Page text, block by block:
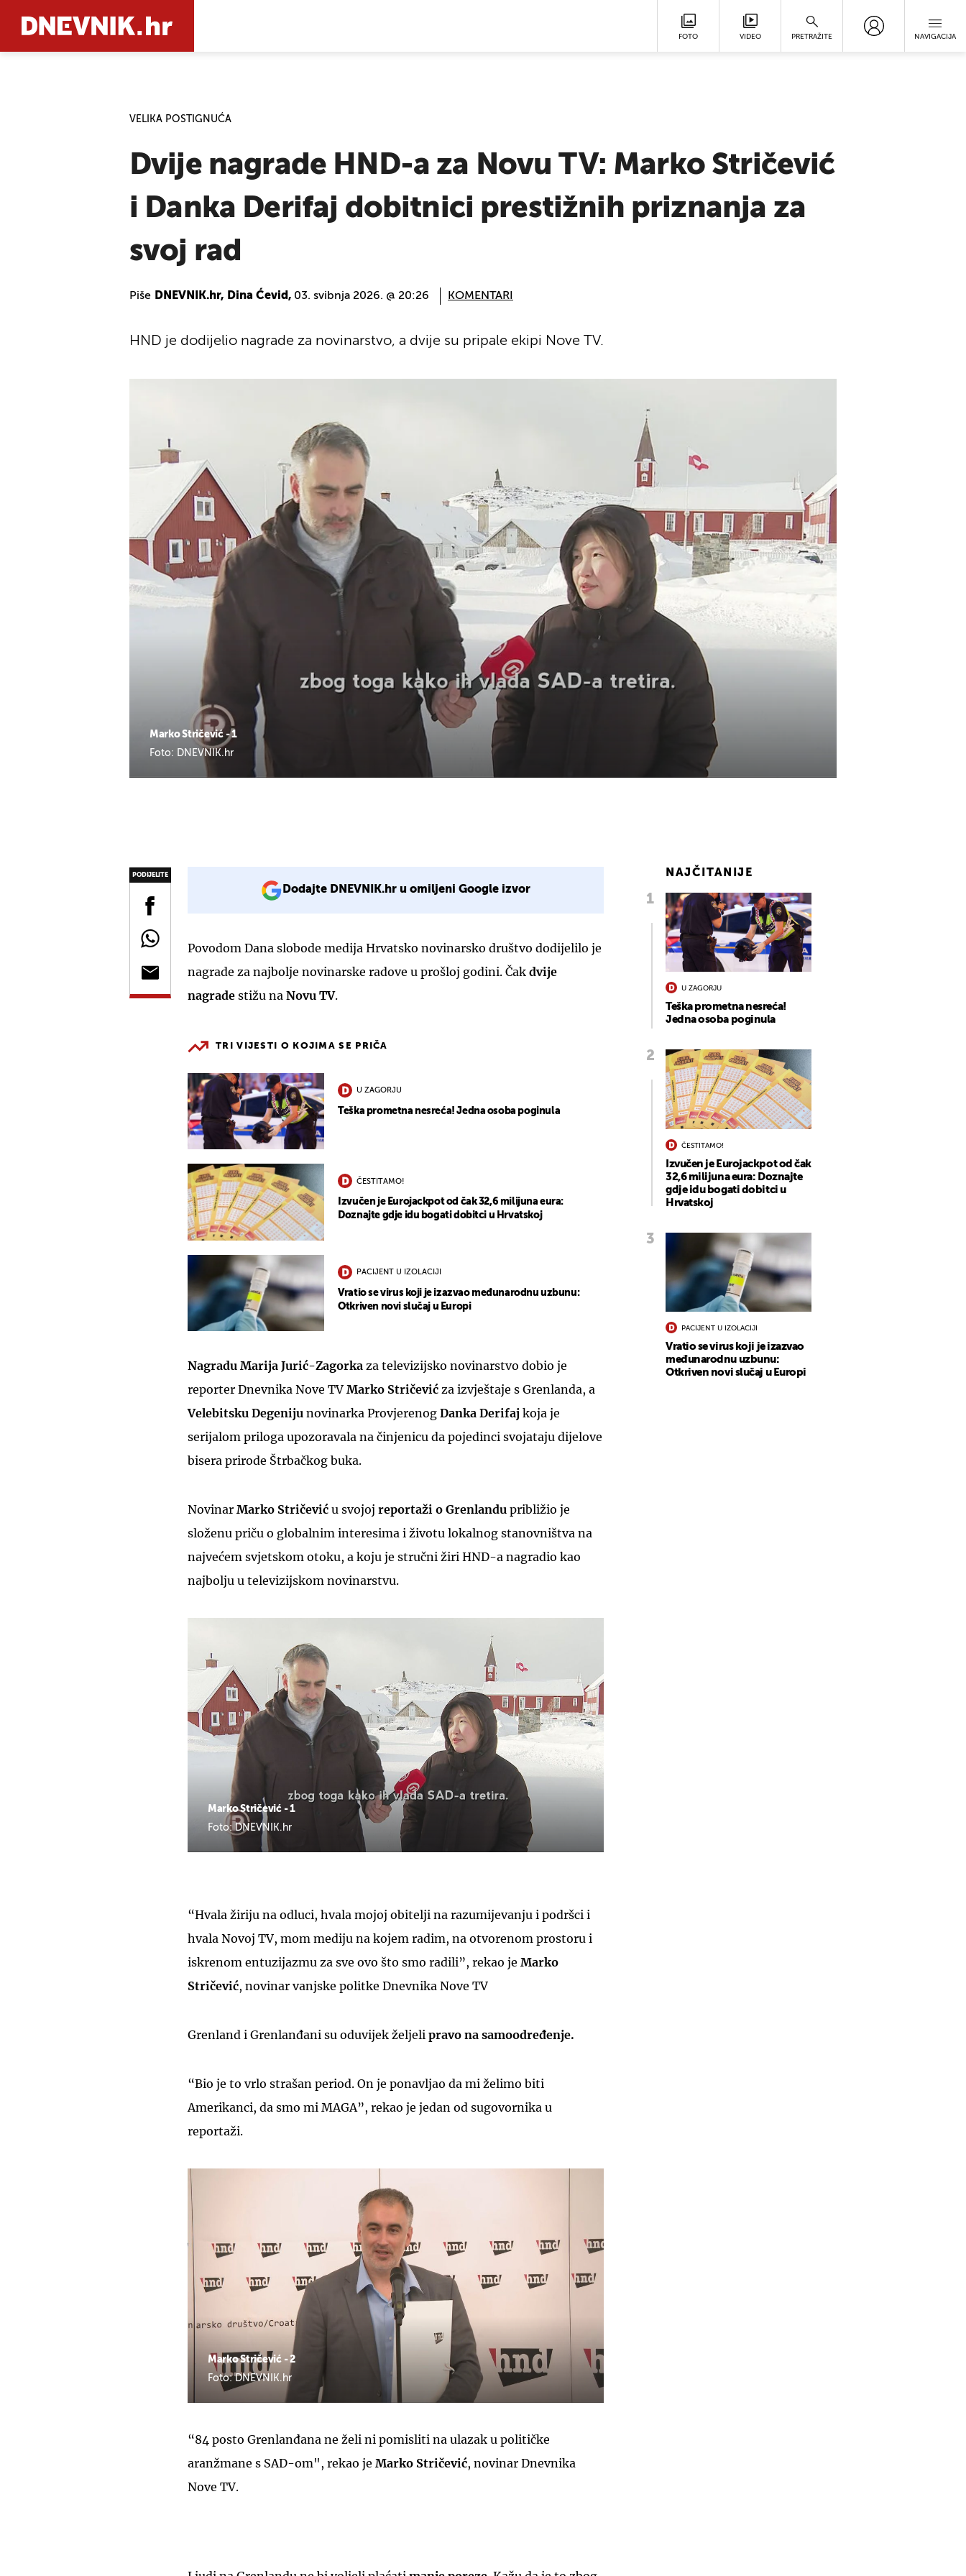
FOTO VIDEO PRETRAŽITE NAVIGACIJA
VELIKA POSTIGNUĆA
Dvije nagrade HND-a za Novu TV: Marko Stričević
i Danka Derifaj dobitnici prestižnih priznanja za
svoj rad
Piše DNEVNIK.hr, Dina Ćevid, 03. svibnja 2026. @ 20:26 KOMENTARI
Marko Stričević - 1
Foto: DNEVNIK.hr
HND je dodijelio nagrade za novinarstvo, a dvije su pripale ekipi Nove TV.
PODIJELITE
Dodajte DNEVNIK.hr u omiljeni Google izvor
Povodom Dana slobode medija Hrvatsko novinarsko društvo dodijelilo je
nagrade za najbolje novinarske radove u prošloj godini. Čak dvije
nagrade stižu na Novu TV.
TRI VIJESTI O KOJIMA SE PRIČA
U ZAGORJU
Teška prometna nesreća! Jedna osoba poginula
ČESTITAMO!
Izvučen je Eurojackpot od čak 32,6 milijuna eura:
Doznajte gdje idu bogati dobitci u Hrvatskoj
PACIJENT U IZOLACIJI
Vratio se virus koji je izazvao međunarodnu uzbunu:
Otkriven novi slučaj u Europi
Nagradu Marija Jurić-Zagorka za televizijsko novinarstvo dobio je
reporter Dnevnika Nove TV Marko Stričević za izvještaje s Grenlanda, a
Velebitsku Degeniju novinarka Provjerenog Danka Derifaj koja je
serijalom priloga upozoravala na činjenicu da pojedinci svojataju dijelove
bisera prirode Štrbačkog buka.
Novinar Marko Stričević u svojoj reportaži o Grenlandu približio je
složenu priču o globalnim interesima i životu lokalnog stanovništva na
najvećem svjetskom otoku, a koju je stručni žiri HND-a nagradio kao
najbolju u televizijskom novinarstvu.
Marko Stričević - 1
Foto: DNEVNIK.hr
“Hvala žiriju na odluci, hvala mojoj obitelji na razumijevanju i podršci i
hvala Novoj TV, mom mediju na kojem radim, na otvorenom prostoru i
iskrenom entuzijazmu za sve ovo što smo radili”, rekao je Marko
Stričević, novinar vanjske politke Dnevnika Nove TV
Grenland i Grenlanđani su oduvijek željeli pravo na samoodređenje.
“Bio je to vrlo strašan period. On je ponavljao da mi želimo biti
Amerikanci, da smo mi MAGA”, rekao je jedan od sugovornika u
reportaži.
Marko Stričević - 2
Foto: DNEVNIK.hr
“84 posto Grenlanđana ne želi ni pomisliti na ulazak u političke
aranžmane s SAD-om", rekao je Marko Stričević, novinar Dnevnika
Nove TV.
NAJČITANIJE
U ZAGORJU
Teška prometna nesreća!
Jedna osoba poginula
ČESTITAMO!
Izvučen je Eurojackpot od čak
32,6 milijuna eura: Doznajte
gdje idu bogati dobitci u
Hrvatskoj
PACIJENT U IZOLACIJI
Vratio se virus koji je izazvao
međunarodnu uzbunu:
Otkriven novi slučaj u Europi
UKLJUČITE NOTIFIKACIJE